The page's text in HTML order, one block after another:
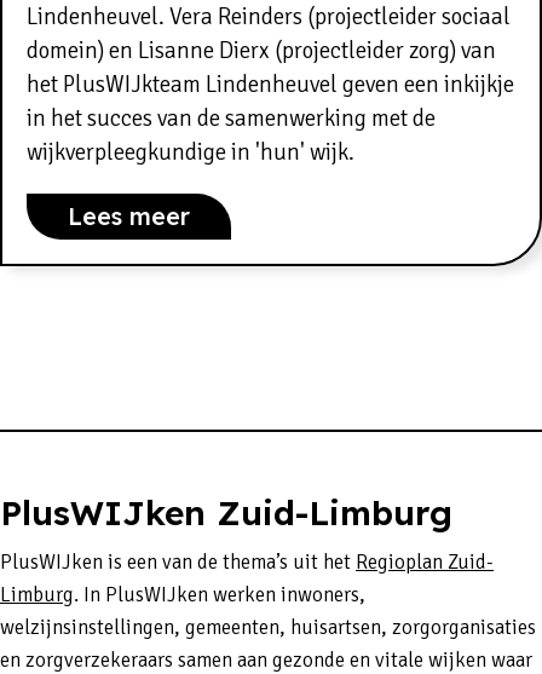
Lindenheuvel. Vera Reinders (projectleider sociaal
domein) en Lisanne Dierx (projectleider zorg) van
het PlusWIJkteam Lindenheuvel geven een inkijkje
in het succes van de samenwerking met de
wijkverpleegkundige in 'hun' wijk.
Lees meer
PlusWIJken Zuid-Limburg
PlusWIJken is een van de thema’s uit het Regioplan Zuid-
Limburg. In PlusWIJken werken inwoners,
welzijnsinstellingen, gemeenten, huisartsen, zorgorganisaties
en zorgverzekeraars samen aan gezonde en vitale wijken waar